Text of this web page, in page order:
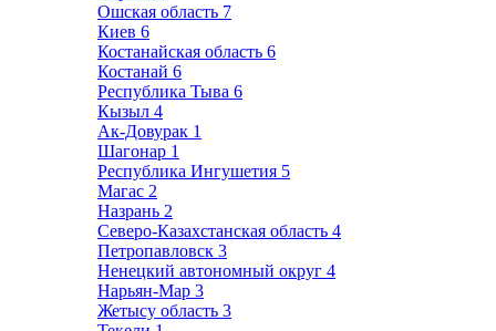
Ошская область 7
Киев 6
Костанайская область 6
Костанай 6
Республика Тыва 6
Кызыл 4
Ак-Довурак 1
Шагонар 1
Республика Ингушетия 5
Магас 2
Назрань 2
Северо-Казахстанская область 4
Петропавловск 3
Ненецкий автономный округ 4
Нарьян-Мар 3
Жетысу область 3